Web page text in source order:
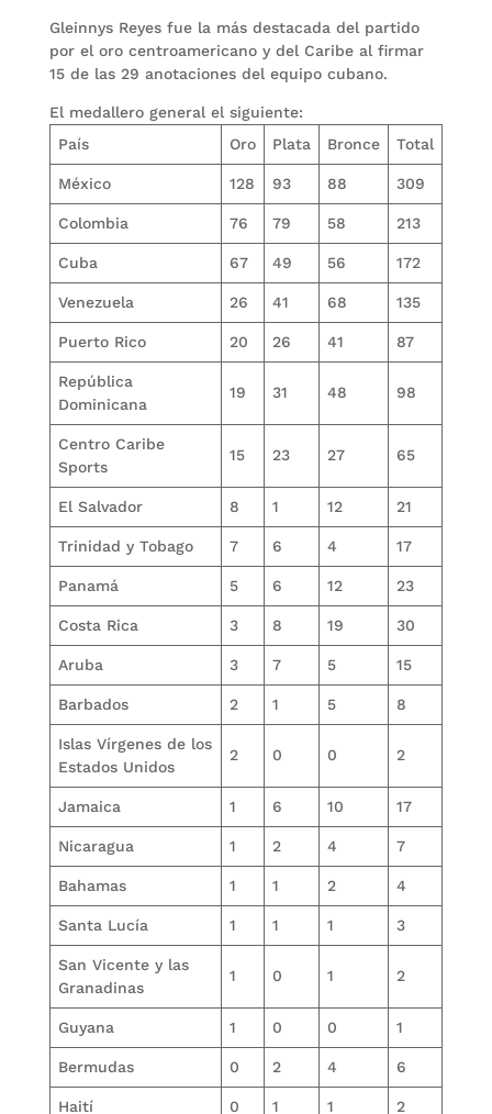
Gleinnys Reyes fue la más destacada del partido
por el oro centroamericano y del Caribe al firmar
15 de las 29 anotaciones del equipo cubano.
El medallero general el siguiente:
País
Oro Plata Bronce Total
México 128 93 88 309
Colombia 76 79 58 213
Cuba 67 49 56 172
Venezuela 26 41 68 135
Puerto Rico 20 26 41 87
República
Dominicana
19 31 48 98
Centro Caribe
Sports
15 23 27 65
El Salvador 8 1 12 21
Trinidad y Tobago 7 6 4 17
Panamá 5 6 12 23
Costa Rica 3 8 19 30
Aruba 3 7 5 15
Barbados 2 1 5 8
Islas Vírgenes de los
Estados Unidos
2 0 0 2
Jamaica 1 6 10 17
Nicaragua 1 2 4 7
Bahamas 1 1 2 4
Santa Lucía 1 1 1 3
San Vicente y las
Granadinas
1 0 1 2
Guyana 1 0 0 1
Bermudas 0 2 4 6
Haití 0 1 1 2